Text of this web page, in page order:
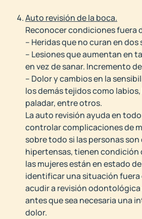
Auto revisión de la boca.
Reconocer condiciones fuera
– Heridas que no curan en dos
– Lesiones que aumentan en
en vez de sanar. Incremento
– Dolor y cambios en la
los demás tejidos como
paladar, entre otros.
La auto revisión ayuda en
controlar complicaciones de
sobre todo si las personas
hipertensas, tienen condición
las mujeres están en estado
identificar una situación fuera
acudir a revisión
antes que sea necesaria una
dolor.